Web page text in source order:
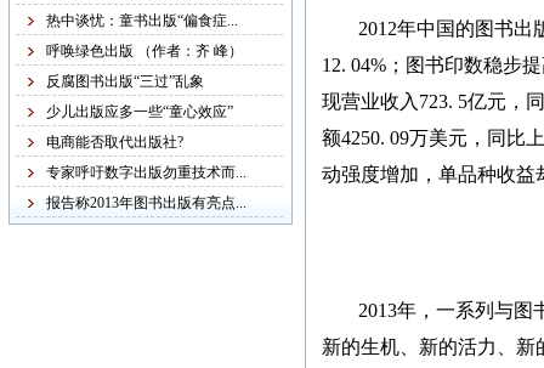
给我们的审稿工作带来不
便，故友情提醒：本社从
现在起不再接受纸质书
稿，一律改为电子书稿，
书稿统一发邮箱
zggjwycbs@163.com,请大
家周知。
热中谈忧：童书出版“偏食症...
呼唤绿色出版 （作者：齐 峰）
反腐图书出版“三过”乱象
少儿出版应多一些“童心效应”
电商能否取代出版社?
专家呼吁数字出版勿重技术而...
报告称2013年图书出版有亮点...
2012年中国的图书出
12. 04%；图书印数稳步
现营业收入723. 5亿元，
额4250. 09万美元，同比
动强度增加，单品种收益
2013年，一系列与
新的生机、新的活力、新